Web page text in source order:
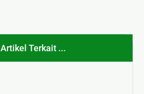
Artikel Terkait ...